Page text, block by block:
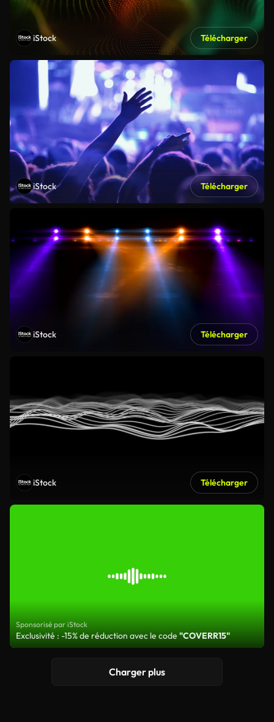
iStock Télécharger
iStock Télécharger
iStock Télécharger
iStock Télécharger
Sponsorisé par iStock
Exclusivité : -15% de réduction avec le code "COVERR15"
Charger plus